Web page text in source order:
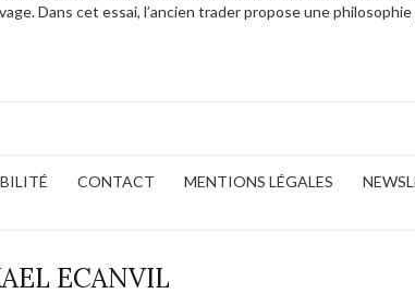
Dans cet essai, l’ancien trader propose une
CONTACT MENTIONS LÉGALES
ECANVIL